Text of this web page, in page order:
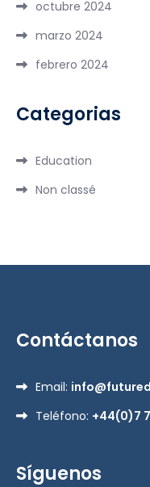
octubre 2024
marzo 2024
febrero 2024
Categorias
Education
Non classé
Contáctanos
Email:
Teléfono: +44(0)7
Síguenos